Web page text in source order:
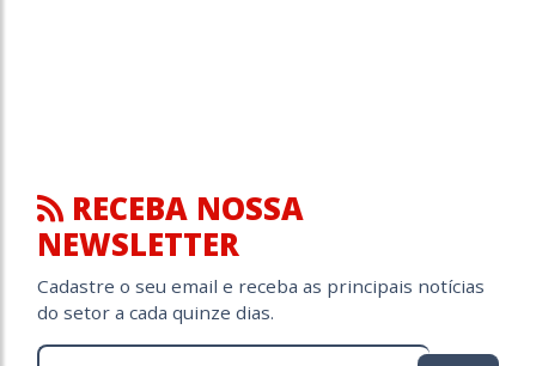
RECEBA NOSSA
NEWSLETTER
Cadastre o seu email e receba as principais notícias
do setor a cada quinze dias.